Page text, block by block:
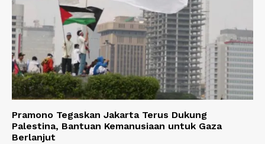
Pramono Tegaskan Jakarta Terus Dukung
Palestina, Bantuan Kemanusiaan untuk Gaza
Berlanjut